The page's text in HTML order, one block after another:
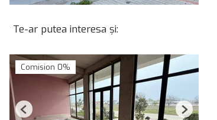
Te-ar putea interesa și:
Comision 0%
Previous Next